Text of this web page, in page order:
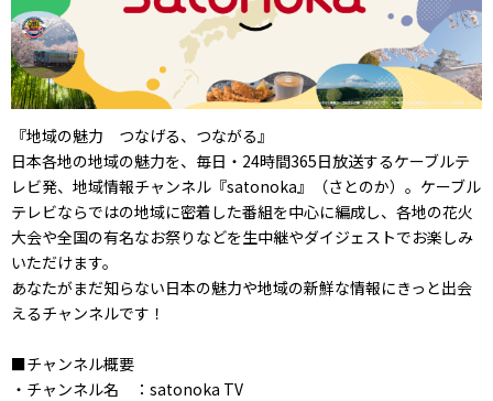
『地域の魅力 つなげる、つながる』
日本各地の地域の魅力を、毎日・24時間365日放送するケーブルテ
レビ発、地域情報チャンネル『satonoka』（さとのか）。ケーブル
テレビならではの地域に密着した番組を中心に編成し、各地の花火
大会や全国の有名なお祭りなどを生中継やダイジェストでお楽しみ
いただけます。
あなたがまだ知らない日本の魅力や地域の新鮮な情報にきっと出会
えるチャンネルです！
■チャンネル概要
・チャンネル名 ：satonoka TV